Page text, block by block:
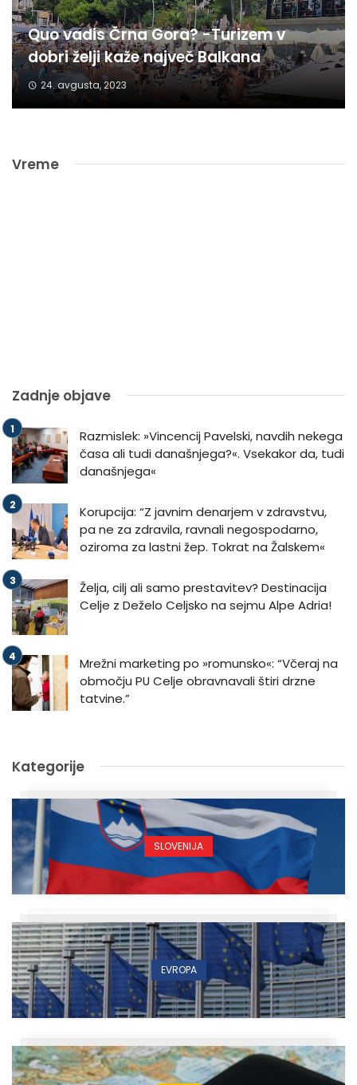
Quo vadis Črna Gora? -Turizem v
dobri želji kaže največ Balkana
24. avgusta, 2023
Vreme
Zadnje objave
Razmislek: »Vincencij Pavelski, navdih nekega
časa ali tudi današnjega?«. Vsekakor da, tudi
današnjega«
Korupcija: “Z javnim denarjem v zdravstvu,
pa ne za zdravila, ravnali negospodarno,
oziroma za lastni žep. Tokrat na Žalskem«
Želja, cilj ali samo prestavitev? Destinacija
Celje z Deželo Celjsko na sejmu Alpe Adria!
Mrežni marketing po »romunsko«: “Včeraj na
območju PU Celje obravnavali štiri drzne
tatvine.”
Kategorije
SLOVENIJA
EVROPA